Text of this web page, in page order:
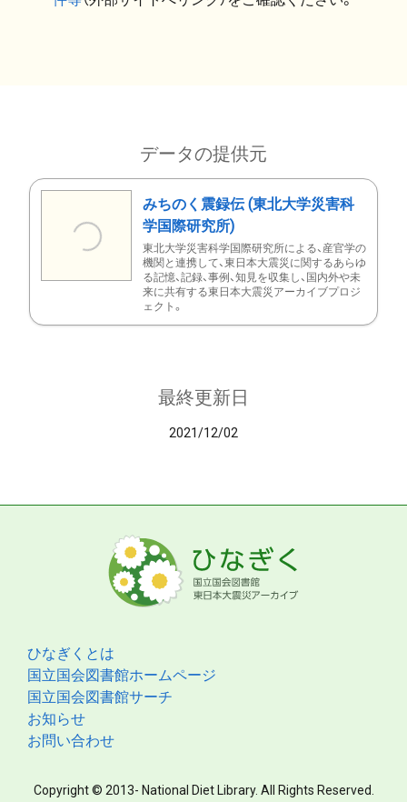
データの提供元
みちのく震録伝 (東北大学災害科
学国際研究所)
東北大学災害科学国際研究所による、産官学の
機関と連携して、東日本大震災に関するあらゆ
る記憶、記録、事例、知見を収集し、国内外や未
来に共有する東日本大震災アーカイブプロジ
ェクト。
最終更新日
2021/12/02
ひなぎくとは
国立国会図書館ホームページ
国立国会図書館サーチ
お知らせ
お問い合わせ
Copyright © 2013- National Diet Library. All Rights Reserved.